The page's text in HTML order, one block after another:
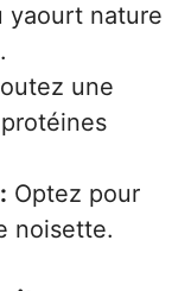
yaourt nature
une
Optez pour
noisette.